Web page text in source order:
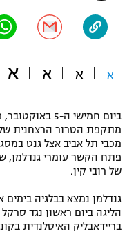
"מחצית בשכונה" –
משתתפים וזוכים
תקנון עבור פעילות
תקנון עבור פעילות ספורט 1 –
טניס
גיימינג E-Sports
תנאי שימוש
אופניים
פוטבול אמריקאי NFL
בייסבול MLB
ספורט אתגרי ואקסטרים
אומנויות לחימה
א א א א
מתקפת הטרור הרצחנית
מכבי תל אביב אצל גנט
של רובי קין.
גנדלמן נמצא בבלגיה
הליגה ביום ראשון נגד
בריידאבליק האיסלנדית